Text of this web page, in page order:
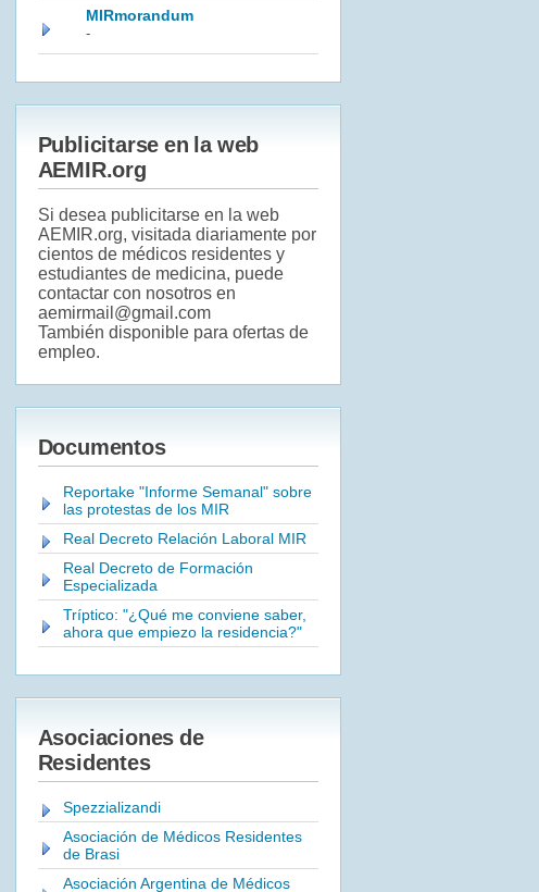
MIRmorandum
-
Publicitarse en la web
AEMIR.org
Si desea publicitarse en la web
AEMIR.org, visitada diariamente por
cientos de médicos residentes y
estudiantes de medicina, puede
contactar con nosotros en
aemirmail@gmail.com
También disponible para ofertas de
empleo.
Documentos
Reportake "Informe Semanal" sobre
las protestas de los MIR
Real Decreto Relación Laboral MIR
Real Decreto de Formación
Especializada
Tríptico: "¿Qué me conviene saber,
ahora que empiezo la residencia?"
Asociaciones de
Residentes
Spezzializandi
Asociación de Médicos Residentes
de Brasi
Asociación Argentina de Médicos